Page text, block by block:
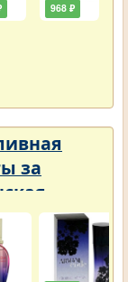
968 ₽
за
-
ml